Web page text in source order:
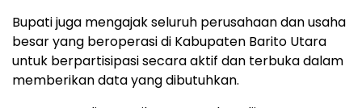
Bupati juga mengajak seluruh perusahaan dan usaha
besar yang beroperasi di Kabupaten Barito Utara
untuk berpartisipasi secara aktif dan terbuka dalam
memberikan data yang dibutuhkan.